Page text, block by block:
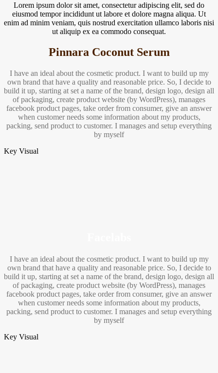
Lorem ipsum dolor sit amet, consectetur adipiscing elit, sed do
eiusmod tempor incididunt ut labore et dolore magna aliqua. Ut
enim ad minim veniam, quis nostrud exercitation ullamco laboris nisi
ut aliquip ex ea commodo consequat.
Pinnara Coconut Serum
I have an ideal about the cosmetic product. I want to build up my
own brand that have a quality and reasonable price. So, I decide to
build it up, starting at set a name of the brand, design logo, design all
of packaging, create product website (by WordPress), manages
facebook product pages, take order from consumer, give an answer
when customer needs some information about my products,
packing, send product to customer. I manages and setup everything
by myself
Key Visual
I have an ideal about the cosmetic product. I want to build up my
own brand that have a quality and reasonable price. So, I decide to
build it up, starting at set a name of the brand, design logo, design all
of packaging, create product website (by WordPress), manages
facebook product pages, take order from consumer, give an answer
when customer needs some information about my products,
packing, send product to customer. I manages and setup everything
by myself
Key Visual